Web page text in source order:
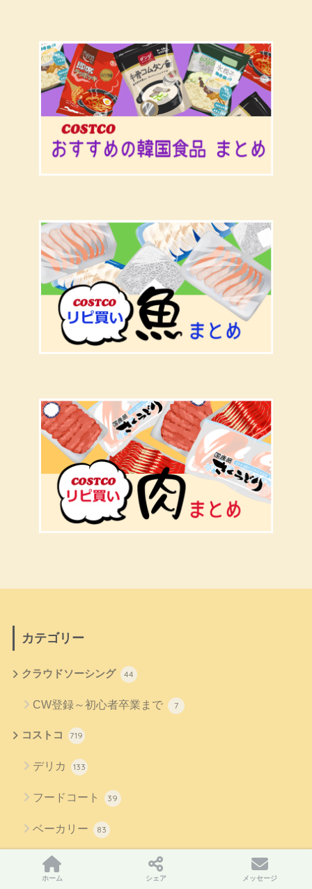
カテゴリー
クラウドソーシング 44
CW登録～初心者卒業まで 7
コストコ 719
デリカ 133
フードコート 39
ベーカリー 83
日用品
ホーム シェア メッセージ